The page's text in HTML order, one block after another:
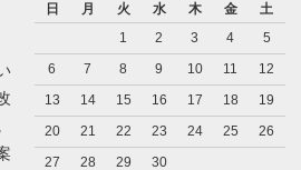
日
月 火 水 木 金
土
1
2 3 4
5
6
7 8 9 10 11
12
13
14 15 16 17 18
19
20
21 22 23 24 25
26
27
28 29 30